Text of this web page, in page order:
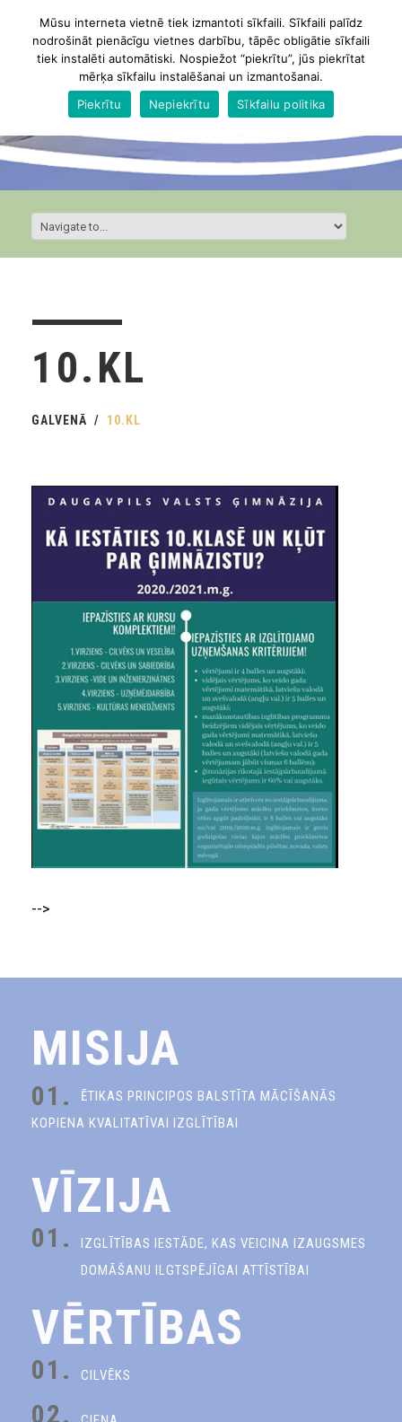
10.KL
GALVENĀ 10.KL
-->
MISIJA
01.
ĒTIKAS PRINCIPOS BALSTĪTA MĀCĪŠANĀS
KOPIENA KVALITATĪVAI IZGLĪTĪBAI
VĪZIJA
01.
IZGLĪTĪBAS IESTĀDE, KAS VEICINA IZAUGSMES
DOMĀŠANU ILGTSPĒJĪGAI ATTĪSTĪBAI
VĒRTĪBAS
01. CILVĒKS
02.
Mūsu interneta vietnē tiek izmantoti sīkfaili. Sīkfaili palīdz
nodrošināt pienācīgu vietnes darbību, tāpēc obligātie sīkfaili
tiek instalēti automātiski. Nospiežot “piekrītu”, jūs piekrītat
mērķa sīkfailu instalēšanai un izmantošanai.
Piekrītu
Nepiekrītu Sīkfailu politika